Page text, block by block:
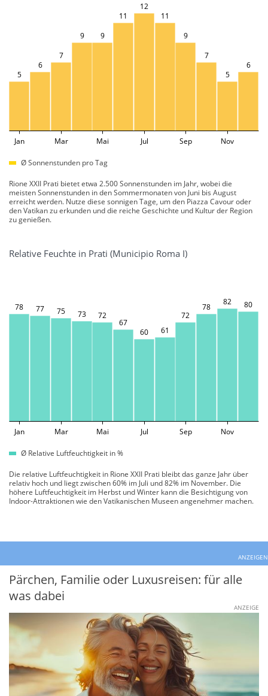
5
6
7
9 9
11
12
11
9
7
5
6
Jan Mar Mai Jul Sep Nov
Ø Sonnenstunden pro Tag
Rione XXII Prati bietet etwa 2.500 Sonnenstunden im Jahr, wobei die
meisten Sonnenstunden in den Sommermonaten von Juni bis August
erreicht werden. Nutze diese sonnigen Tage, um den Piazza Cavour oder
den Vatikan zu erkunden und die reiche Geschichte und Kultur der Region
zu genießen.
Relative Feuchte in Prati (Municipio Roma I)
78 77 75 73 72
67
60
61
72
78
82 80
Jan Mar Mai Jul Sep Nov
Ø Relative Luftfeuchtigkeit in %
Die relative Luftfeuchtigkeit in Rione XXII Prati bleibt das ganze Jahr über
relativ hoch und liegt zwischen 60% im Juli und 82% im November. Die
höhere Luftfeuchtigkeit im Herbst und Winter kann die Besichtigung von
Indoor-Attraktionen wie den Vatikanischen Museen angenehmer machen.
ANZEIGEN
Pärchen, Familie oder Luxusreisen: für alle
was dabei
ANZEIGE